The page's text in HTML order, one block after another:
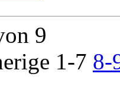
9
1-7 8-